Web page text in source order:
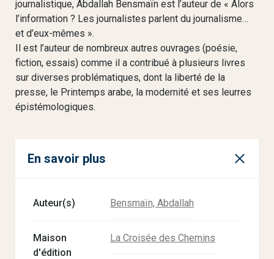
journalistique, Abdallah Bensmaïn est l’auteur de « Alors
l’information ? Les journalistes parlent du journalisme…
et d’eux-mêmes ».
Il est l’auteur de nombreux autres ouvrages (poésie,
fiction, essais) comme il a contribué à plusieurs livres
sur diverses problématiques, dont la liberté de la
presse, le Printemps arabe, la modernité et ses leurres
épistémologiques.
En savoir plus
Auteur(s) Bensmaïn, Abdallah
Maison
d'édition
La Croisée des Chemins